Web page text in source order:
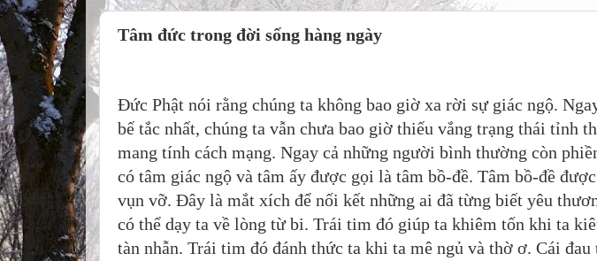
Tâm đức trong đời sống hàng ngày
Đức Phật nói rằng chúng ta không bao giờ xa rời sự giác ngộ.
bế tắc nhất, chúng ta vẫn chưa bao giờ thiếu vắng trạng thái tỉnh
mang tính cách mạng. Ngay cả những người bình thường còn
có tâm giác ngộ và tâm ấy được gọi là tâm bồ-đề. Tâm bồ-đề
vụn vỡ. Đây là mắt xích để nối kết những ai đã từng biết yêu
có thể dạy ta về lòng từ bi. Trái tim đó giúp ta khiêm tốn khi ta
tàn nhẫn. Trái tim đó đánh thức ta khi ta mê ngủ và thờ ơ. Cái